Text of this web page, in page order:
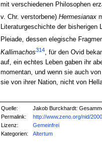
mit verschiedenen Philosophen
v. Chr. verstorbene) Hermesianax
Literaturgeschichte der bisherigen
Pleiade, dessen elegische
Kallimachos314, für den Ovid
auf, ein echtes Leben gaben ihr
momentan, und wenn sie auch
sie von ihrer Nation, nicht von
Quelle:
Jakob Burckhardt:
Permalink:
http://www.zeno.org/nid/
Lizenz:
Gemeinfrei
Kategorien:
Altertum